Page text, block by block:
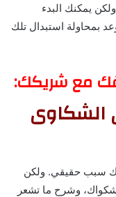
ولكن يمكنك البدء
بمحاولة استبدال تلك
مع شريكك:
الشكاوى
سبب حقيقي. ولكن
شكواك، وشرح ما تشعر